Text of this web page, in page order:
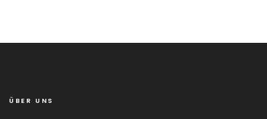
ÜBER UNS